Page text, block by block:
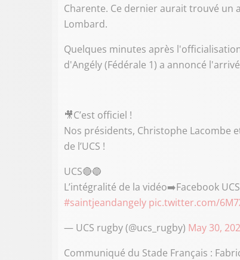
Charente. Ce dernier aurait trouvé un
Lombard.
Quelques minutes après
d'Angély (Fédérale 1) a annoncé
🎥C’est officiel !
Nos présidents, Christophe Lacombe
de l’UCS !
UCS🔴🔵
L’intégralité de la vidéo➡️Facebook UCS
#saintjeandangely pic.twitter.com/
— UCS rugby (@ucs_rugby) May 30,
Communiqué du Stade Français :